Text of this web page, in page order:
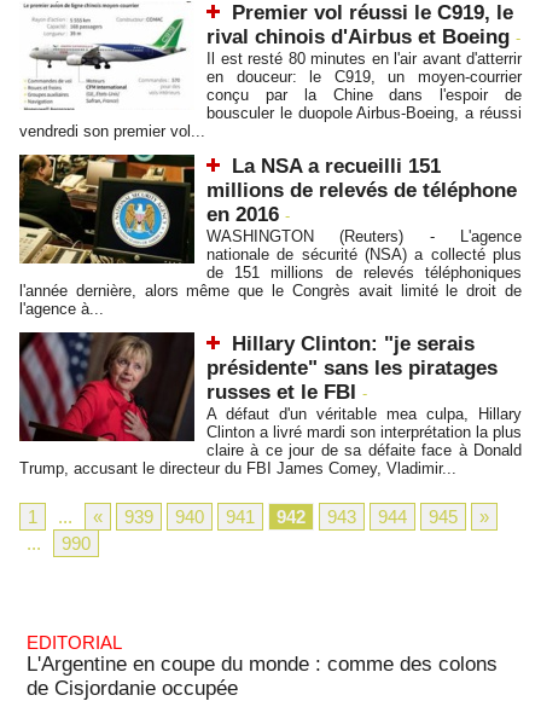
Premier vol réussi le C919, le
rival chinois d'Airbus et Boeing -
Il est resté 80 minutes en l'air avant d'atterrir
en douceur: le C919, un moyen-courrier
conçu par la Chine dans l'espoir de
bousculer le duopole Airbus-Boeing, a réussi
vendredi son premier vol...
La NSA a recueilli 151
millions de relevés de téléphone
en 2016 -
WASHINGTON (Reuters) - L'agence
nationale de sécurité (NSA) a collecté plus
de 151 millions de relevés téléphoniques
l'année dernière, alors même que le Congrès avait limité le droit de
l'agence à...
Hillary Clinton: "je serais
présidente" sans les piratages
russes et le FBI -
A défaut d'un véritable mea culpa, Hillary
Clinton a livré mardi son interprétation la plus
claire à ce jour de sa défaite face à Donald
Trump, accusant le directeur du FBI James Comey, Vladimir...
1 ... « 939 940 941 942 943 944 945
»
...
990
EDITORIAL
L'Argentine en coupe du monde : comme des colons
de Cisjordanie occupée